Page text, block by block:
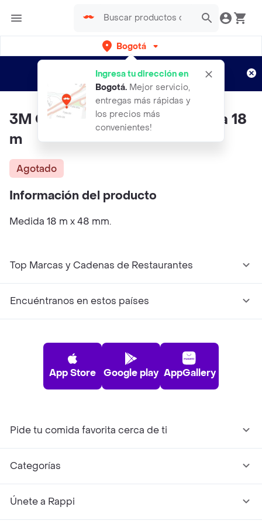
Bogotá
Ingresa tu dirección en
Bogotá. Mejor servicio,
entregas más rápidas y
los precios más
convenientes!
envíos gratis por semanas
Aplican TyC
3M Cinta Ducto Multiuso Negra 18
m
Agotado
Información del producto
Medida 18 m x 48 mm.
Top Marcas y Cadenas de Restaurantes
Encuéntranos en estos países
App Store Google play AppGallery
Pide tu comida favorita cerca de ti
Categorías
Únete a Rappi